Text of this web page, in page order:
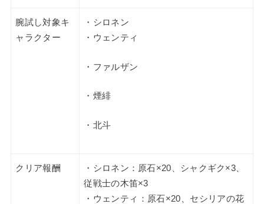
腕試し対象キ
ャラクター
・シロネン
・ウェンティ
・ファルザン
・煙緋
・北斗
クリア報酬
・シロネン：原石×20、シャクギク×3、
従戦士の木笛×3
・ウェンティ：原石×20、セシリアの花